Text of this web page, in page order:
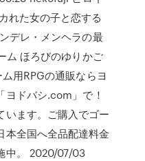
れた女の子と恋する
デレ・メンヘラの最
ム ほろびのゆりかご
用RPGの通販ならヨ
ヨドバシ.com」で！
います。ご購入でゴー
本全国へ全品配達料金
中。 2020/07/03